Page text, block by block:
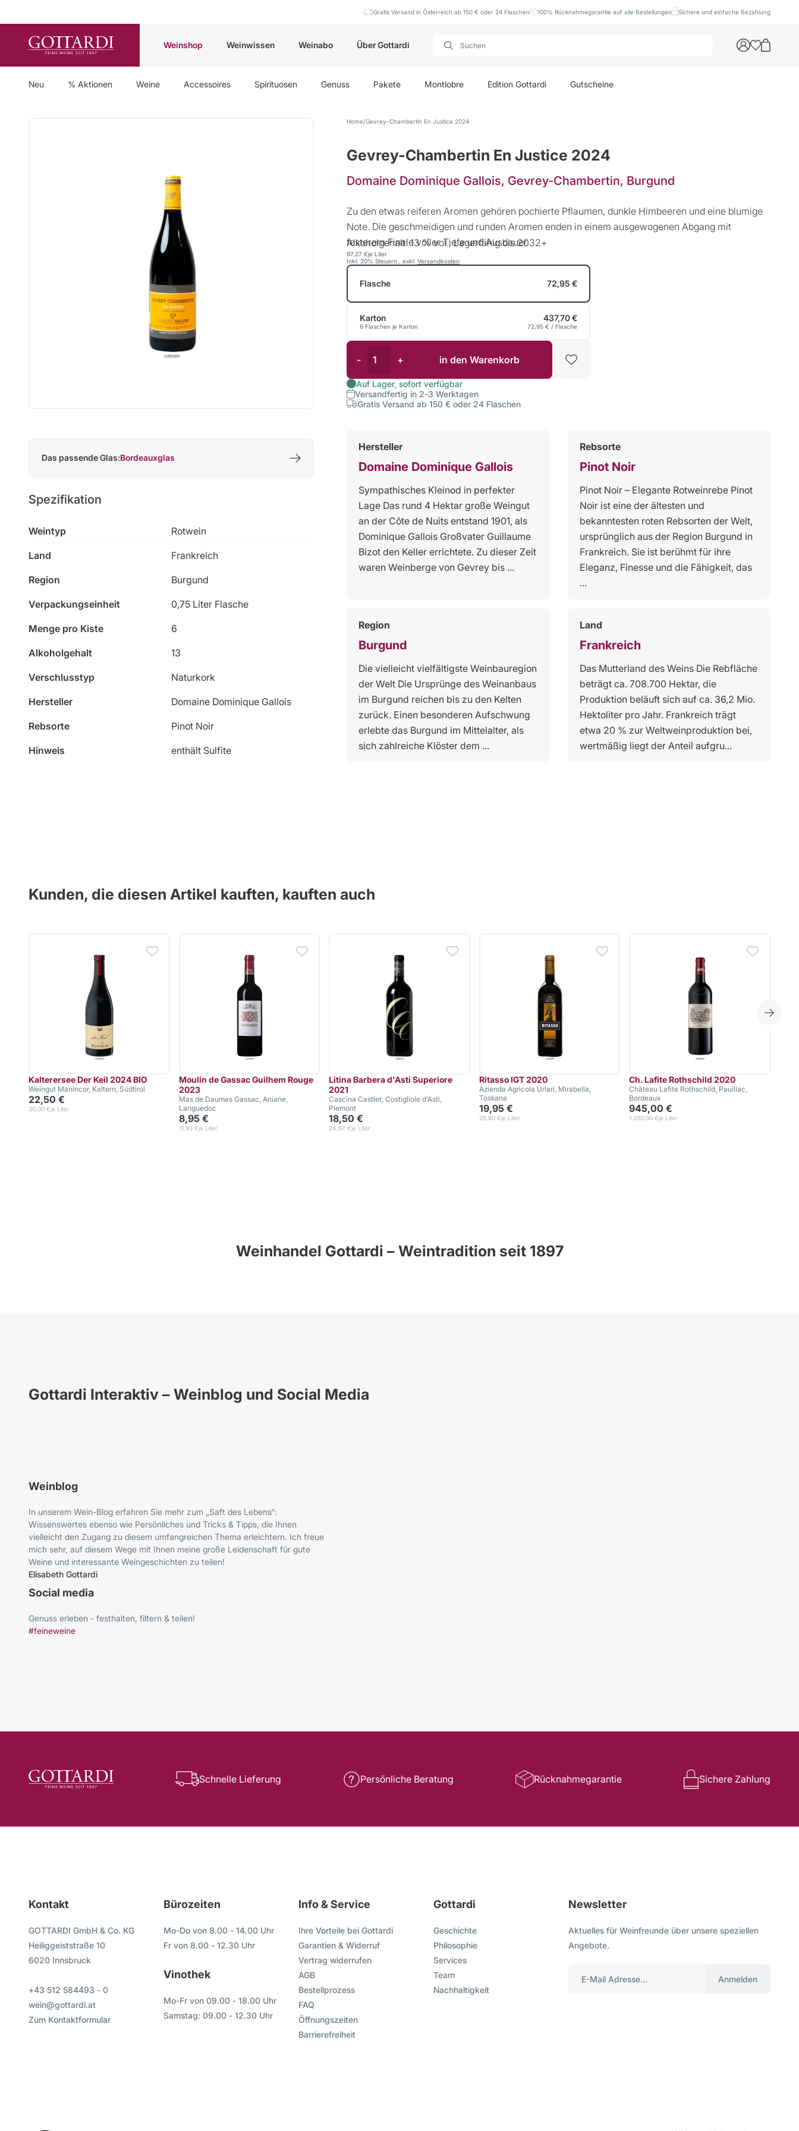
Gratis Versand in Österreich ab 150 € oder 24 Flaschen 100% Rücknahmegarantie auf alle Bestellungen Sichere und einfache Bezahlung
Weinshop Weinwissen Weinabo Über Gottardi
Neu % Aktionen Weine Accessoires Spirituosen Genuss Pakete Montlobre Edition Gottardi Gutscheine
Home Gevrey-Chambertin En Justice 2024
Gevrey-Chambertin En Justice 2024
Domaine Dominique Gallois, Gevrey-Chambertin, Burgund
Zu den etwas reiferen Aromen gehören pochierte Pflaumen, dunkle Himbeeren und eine blumige
Note. Die geschmeidigen und runden Aromen enden in einem ausgewogenen Abgang mit
festerem Finale voller Tiefe und Ausdauer.
Alkoholgehalt: 13 % vol., Lagerfähig bis 2032+
je Liter
97,27 €
Inkl. 20% Steuern , exkl. Versandkosten
Flasche 72,95 €
Karton 437,70 €
6 Flaschen je Karton 72,95 € / Flasche
- + in den Warenkorb
Auf Lager, sofort verfügbar
Versandfertig in 2-3 Werktagen
Gratis Versand ab 150 € oder 24 Flaschen
Hersteller
Domaine Dominique Gallois
Sympathisches Kleinod in perfekter
Lage Das rund 4 Hektar große Weingut
an der Côte de Nuits entstand 1901, als
Dominique Gallois Großvater Guillaume
Bizot den Keller errichtete. Zu dieser Zeit
waren Weinberge von Gevrey bis ...
Rebsorte
Pinot Noir
Pinot Noir – Elegante Rotweinrebe Pinot
Noir ist eine der ältesten und
bekanntesten roten Rebsorten der Welt,
ursprünglich aus der Region Burgund in
Frankreich. Sie ist berühmt für ihre
Eleganz, Finesse und die Fähigkeit, das
...
Region
Burgund
Die vielleicht vielfältigste Weinbauregion
der Welt Die Ursprünge des Weinanbaus
im Burgund reichen bis zu den Kelten
zurück. Einen besonderen Aufschwung
erlebte das Burgund im Mittelalter, als
sich zahlreiche Klöster dem ...
Land
Frankreich
Das Mutterland des Weins Die Rebfläche
beträgt ca. 708.700 Hektar, die
Produktion beläuft sich auf ca. 36,2 Mio.
Hektoliter pro Jahr. Frankreich trägt
etwa 20 % zur Weltweinproduktion bei,
wertmäßig liegt der Anteil aufgru...
Das passende Glas:Bordeauxglas
Spezifikation
Weintyp Rotwein
Land Frankreich
Region Burgund
Verpackungseinheit 0,75 Liter Flasche
Menge pro Kiste 6
Alkoholgehalt 13
Verschlusstyp Naturkork
Hersteller Domaine Dominique Gallois
Rebsorte Pinot Noir
Hinweis enthält Sulfite
Kunden, die diesen Artikel kauften, kauften auch
Kalterersee Der Keil 2024 BIO
Weingut Manincor, Kaltern, Südtirol
22,50 €
je Liter
30,00 €
Moulin de Gassac Guilhem Rouge
2023
Mas de Daumas Gassac, Aniane,
Languedoc
8,95 €
je Liter
11,93 €
Litina Barbera d'Asti Superiore
2021
Cascina Castlet, Costigliole d'Asti,
Piemont
18,50 €
je Liter
24,67 €
Ritasso IGT 2020
Azienda Agricola Urlari, Mirabella,
Toskana
19,95 €
je Liter
26,60 €
Ch. Lafite Rothschild 2020
Château Lafite Rothschild, Pauillac,
Bordeaux
945,00 €
je Liter
1.260,00 €
Weinhandel Gottardi – Weintradition seit 1897
Gottardi Interaktiv – Weinblog und Social Media
Weinblog
In unserem Wein-Blog erfahren Sie mehr zum „Saft des Lebens“:
Wissenswertes ebenso wie Persönliches und Tricks & Tipps, die Ihnen
vielleicht den Zugang zu diesem umfangreichen Thema erleichtern. Ich freue
mich sehr, auf diesem Wege mit Ihnen meine große Leidenschaft für gute
Weine und interessante Weingeschichten zu teilen!
Elisabeth Gottardi
Social media
Genuss erleben - festhalten, filtern & teilen!
#feineweine
Schnelle Lieferung Persönliche Beratung Rücknahmegarantie Sichere Zahlung
Kontakt
GOTTARDI GmbH & Co. KG
Heiliggeiststraße 10
6020 Innsbruck
+43 512 584493 - 0
wein@gottardi.at
Zum Kontaktformular
Bürozeiten
Mo-Do von 8.00 - 14.00 Uhr
Fr von 8.00 - 12.30 Uhr
Vinothek
Mo-Fr von 09.00 - 18.00 Uhr
Samstag: 09.00 - 12.30 Uhr
Info & Service
Ihre Vorteile bei Gottardi
Garantien & Widerruf
Vertrag widerrufen
AGB
Bestellprozess
FAQ
Öffnungszeiten
Barrierefreiheit
Gottardi
Geschichte
Philosophie
Services
Team
Nachhaltigkeit
Newsletter
Aktuelles für Weinfreunde über unsere speziellen
Angebote.
Anmelden